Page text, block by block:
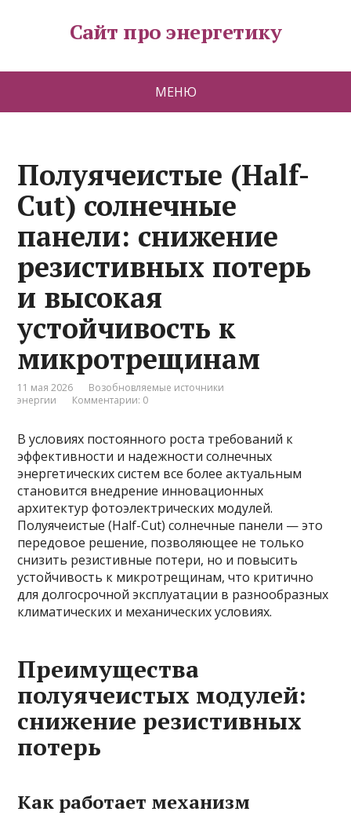
Сайт про энергетику
МЕНЮ
Полуячеистые (Half-
Cut) солнечные
панели: снижение
резистивных потерь
и высокая
устойчивость к
микротрещинам
11 мая 2026
Возобновляемые источники
энергии
Комментарии: 0
В условиях постоянного роста требований к
эффективности и надежности солнечных
энергетических систем все более актуальным
становится внедрение инновационных
архитектур фотоэлектрических модулей.
Полуячеистые (Half-Cut) солнечные панели — это
передовое решение, позволяющее не только
снизить резистивные потери, но и повысить
устойчивость к микротрещинам, что критично
для долгосрочной эксплуатации в разнообразных
климатических и механических условиях.
Преимущества
полуячеистых модулей:
снижение резистивных
потерь
Как работает механизм